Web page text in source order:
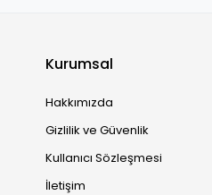
Kurumsal
Hakkımızda
Gizlilik ve Güvenlik
Kullanıcı Sözleşmesi
İletişim